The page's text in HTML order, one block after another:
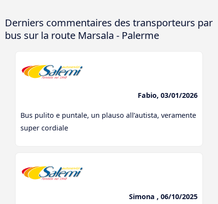
Derniers commentaires des transporteurs par
bus sur la route Marsala - Palerme
Fabio, 03/01/2026
Bus pulito e puntale, un plauso all’autista, veramente
super cordiale
Simona , 06/10/2025